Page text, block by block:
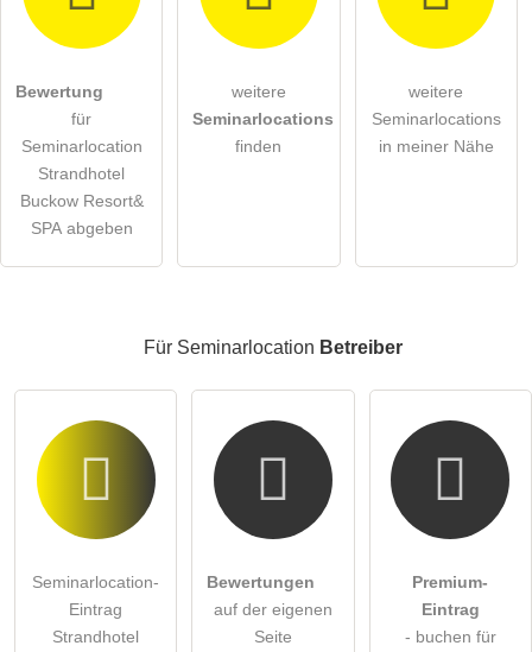
Datenschutzerklärunghabe ich zur Kenntnis genommen.
öffentliche Frage stellen
Hinweis:Bitte beachten Sie, öffentliche Fragen sind
Bewertung
für
Seminarlocation
Strandhotel
Buckow Resort&
SPA abgeben
weitere
Seminarlocations
finden
weitere
Seminarlocations
in meiner Nähe
Für Seminarlocation Betreiber
Seminarlocation-
Eintrag
Strandhotel
Bewertungen
auf der eigenen
Seite
Premium-
Eintrag
- buchen für